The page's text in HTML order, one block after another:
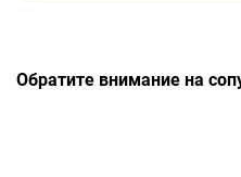
Обратите внимание на